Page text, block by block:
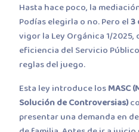
Hasta hace poco, la
Podías elegirla o no. Pero el3
vigor la Ley Orgánica 1/
eficiencia del Servicio
reglas del juego.
Esta ley introduce losMASC
Solución de Controversias)
presentar una demanda en